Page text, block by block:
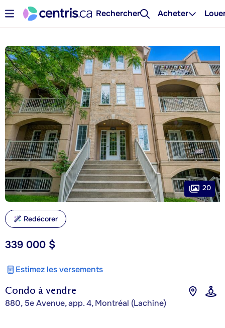
Rechercher Acheter
Condo à vendre
880, 5e Avenue, app. 4, Montréal (Lachine)
339 000 $
Estimez les versements
20
Redécorer